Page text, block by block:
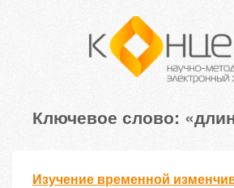
Ключевое слово:
Изучение временной